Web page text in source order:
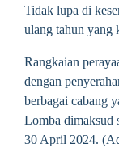
Tidak lupa di
ulang tahun yang
Rangkaian
dengan
berbagai cabang
Lomba dimaksud
30 April 2024.